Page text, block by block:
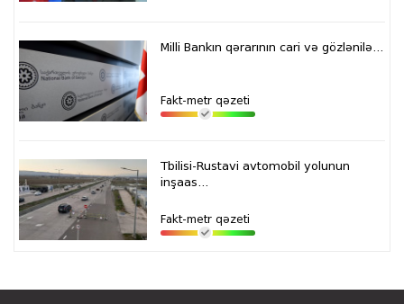
Milli Bankın qərarının cari və gözlənilə...
Fakt-metr qəzeti
Tbilisi-Rustavi avtomobil yolunun
inşaas...
Fakt-metr qəzeti